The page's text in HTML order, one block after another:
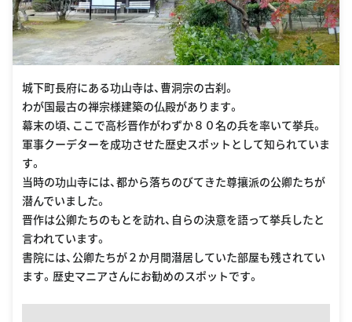
城下町長府にある功山寺は、曹洞宗の古刹。
わが国最古の禅宗様建築の仏殿があります。
幕末の頃、ここで高杉晋作がわずか８０名の兵を率いて挙兵。
軍事クーデターを成功させた歴史スポットとして知られていま
す。
当時の功山寺には、都から落ちのびてきた尊攘派の公卿たちが
潜んでいました。
晋作は公卿たちのもとを訪れ、自らの決意を語って挙兵したと
言われています。
書院には、公卿たちが２か月間潜居していた部屋も残されてい
ます。歴史マニアさんにお勧めのスポットです。